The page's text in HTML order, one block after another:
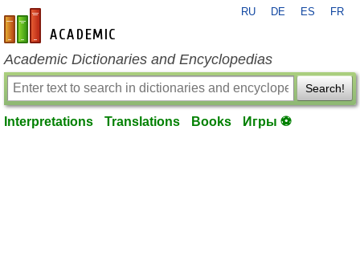
en-academic.com
RU DE ES FR
Academic Dictionaries and Encyclopedias
Search!
Interpretations Translations Books Игры ⚽